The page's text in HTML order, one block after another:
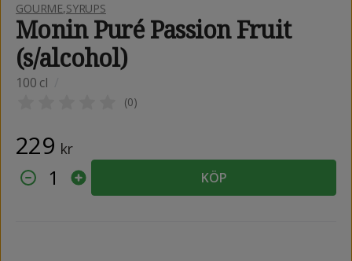
GOURME,SYRUPS
Monin Puré Passion Fruit
(s/alcohol)
100 cl
(0)
229 kr
1 KÖP